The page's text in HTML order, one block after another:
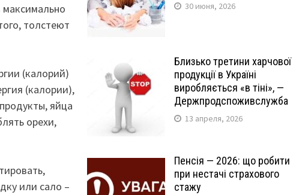
толстеют
(калорий)
(калории),
яйца
орехи,
или сало –
30 июня, 2026
Близько третини харчової
продукції в Україні
виробляється «в тіні», —
Держпродспоживслужба
13 апреля, 2026
Пенсія — 2026: що робити
при нестачі страхового
стажу